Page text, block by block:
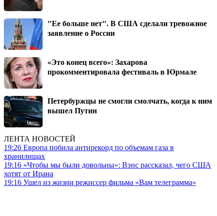
"Ее больше нет". В США сделали тревожное
заявление о России
«Это конец всего»: Захарова
прокомментировала фестиваль в Юрмале
Петербуржцы не смогли смолчать, когда к ним
вышел Путин
ЛЕНТА НОВОСТЕЙ
19:26 Европа побила антирекорд по объемам газа в
хранилищах
19:16 «Чтобы мы были довольны»: Вэнс рассказал, чего США
хотят от Ирана
19:16 Ушел из жизни режиссер фильма «Вам телеграмма»